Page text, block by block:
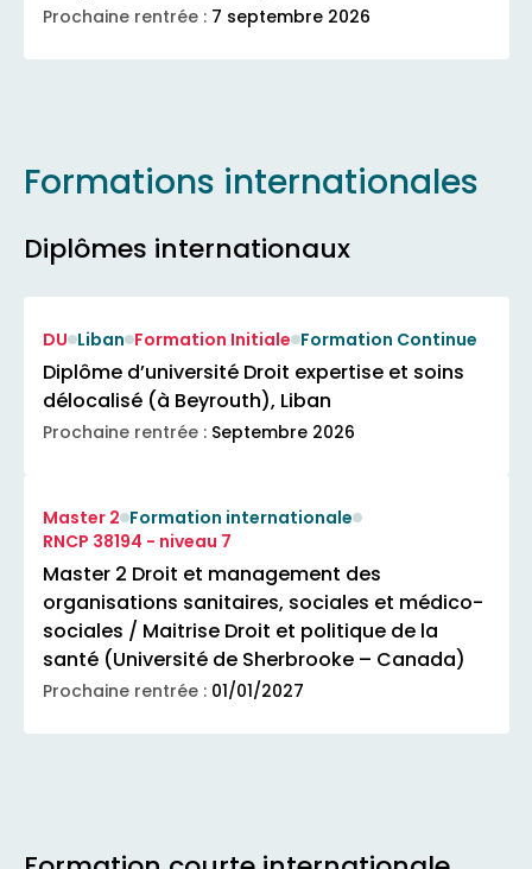
Prochaine rentrée : 7 septembre 2026
Formations internationales
Diplômes internationaux
DU Liban Formation Initiale Formation Continue
Diplôme d’université Droit expertise et soins
délocalisé (à Beyrouth), Liban
Prochaine rentrée : Septembre 2026
Master 2 Formation internationale
RNCP 38194 - niveau 7
Master 2 Droit et management des
organisations sanitaires, sociales et médico-
sociales / Maitrise Droit et politique de la
santé (Université de Sherbrooke – Canada)
Prochaine rentrée : 01/01/2027